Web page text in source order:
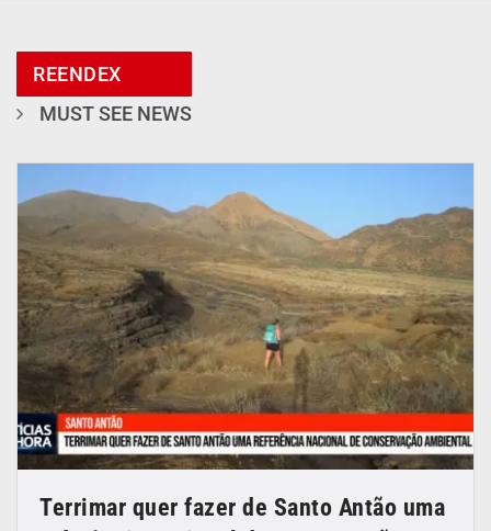
REENDEX
MUST SEE NEWS
Terrimar quer fazer de Santo Antão uma